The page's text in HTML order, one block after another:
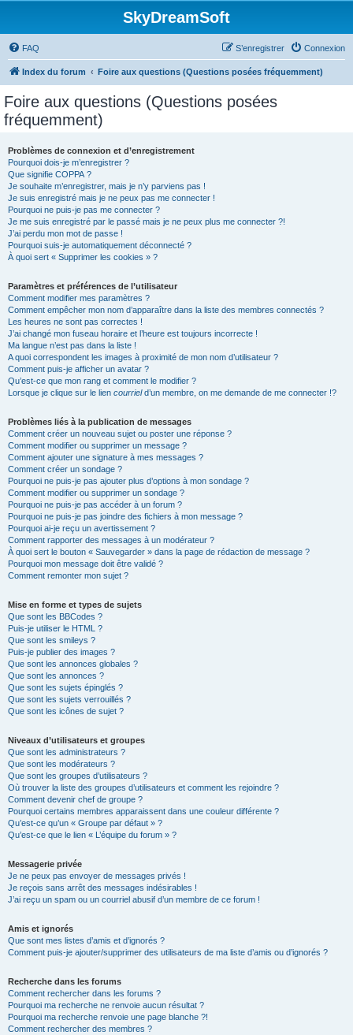
SkyDreamSoft
FAQ Connexion
S’enregistrer
Index du forum Foire aux questions (Questions posées fréquemment)
Foire aux questions (Questions posées
fréquemment)
Problèmes de connexion et d’enregistrement
Pourquoi dois-je m’enregistrer ?
Que signifie COPPA ?
Je souhaite m’enregistrer, mais je n’y parviens pas !
Je suis enregistré mais je ne peux pas me connecter !
Pourquoi ne puis-je pas me connecter ?
Je me suis enregistré par le passé mais je ne peux plus me connecter ?!
J’ai perdu mon mot de passe !
Pourquoi suis-je automatiquement déconnecté ?
À quoi sert « Supprimer les cookies » ?
Paramètres et préférences de l’utilisateur
Comment modifier mes paramètres ?
Comment empêcher mon nom d’apparaître dans la liste des membres connectés ?
Les heures ne sont pas correctes !
J’ai changé mon fuseau horaire et l’heure est toujours incorrecte !
Ma langue n’est pas dans la liste !
A quoi correspondent les images à proximité de mon nom d’utilisateur ?
Comment puis-je afficher un avatar ?
Qu’est-ce que mon rang et comment le modifier ?
Lorsque je clique sur le lien courrield’un membre, on me demande de me connecter !?
Problèmes liés à la publication de messages
Comment créer un nouveau sujet ou poster une réponse ?
Comment modifier ou supprimer un message ?
Comment ajouter une signature à mes messages ?
Comment créer un sondage ?
Pourquoi ne puis-je pas ajouter plus d’options à mon sondage ?
Comment modifier ou supprimer un sondage ?
Pourquoi ne puis-je pas accéder à un forum ?
Pourquoi ne puis-je pas joindre des fichiers à mon message ?
Pourquoi ai-je reçu un avertissement ?
Comment rapporter des messages à un modérateur ?
À quoi sert le bouton « Sauvegarder » dans la page de rédaction de message ?
Pourquoi mon message doit être validé ?
Comment remonter mon sujet ?
Mise en forme et types de sujets
Que sont les BBCodes ?
Puis-je utiliser le HTML ?
Que sont les smileys ?
Puis-je publier des images ?
Que sont les annonces globales ?
Que sont les annonces ?
Que sont les sujets épinglés ?
Que sont les sujets verrouillés ?
Que sont les icônes de sujet ?
Niveaux d’utilisateurs et groupes
Que sont les administrateurs ?
Que sont les modérateurs ?
Que sont les groupes d’utilisateurs ?
Où trouver la liste des groupes d’utilisateurs et comment les rejoindre ?
Comment devenir chef de groupe ?
Pourquoi certains membres apparaissent dans une couleur différente ?
Qu’est-ce qu’un « Groupe par défaut » ?
Qu’est-ce que le lien « L’équipe du forum » ?
Messagerie privée
Je ne peux pas envoyer de messages privés !
Je reçois sans arrêt des messages indésirables !
J’ai reçu un spam ou un courriel abusif d’un membre de ce forum !
Amis et ignorés
Que sont mes listes d’amis et d’ignorés ?
Comment puis-je ajouter/supprimer des utilisateurs de ma liste d’amis ou d’ignorés ?
Recherche dans les forums
Comment rechercher dans les forums ?
Pourquoi ma recherche ne renvoie aucun résultat ?
Pourquoi ma recherche renvoie une page blanche ?!
Comment rechercher des membres ?